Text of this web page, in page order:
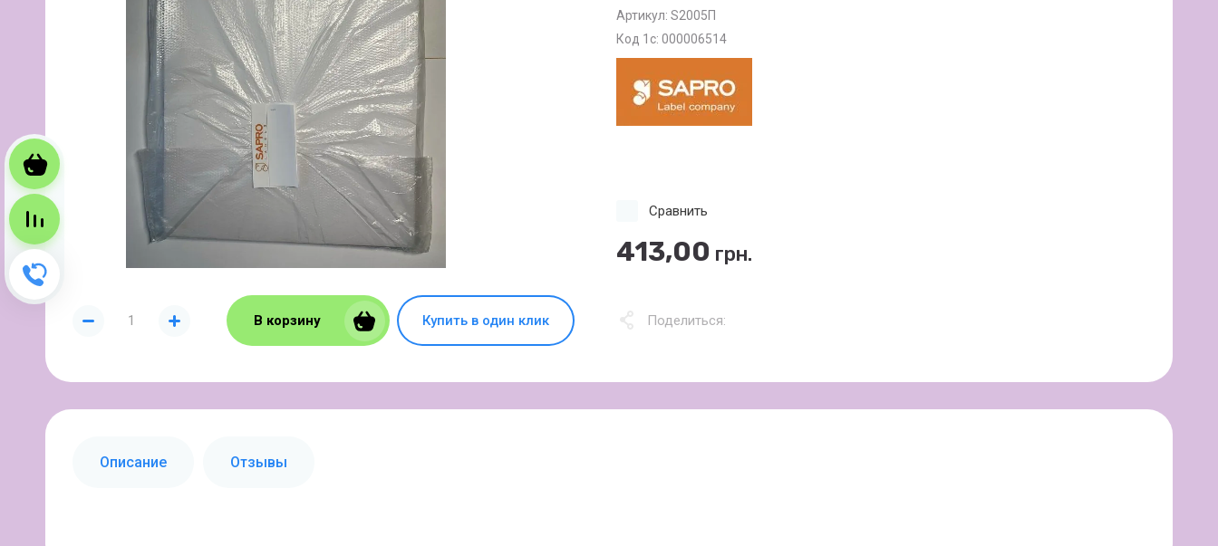
Зворотний дзвінок
Артикул: S2005П
Код 1с: 000006514
413,00 грн.
Сравнить
В корзину Купить в один клик Поделиться:
Описание Отзывы